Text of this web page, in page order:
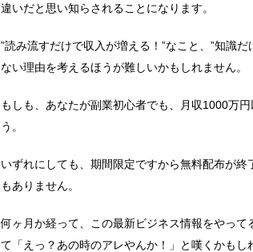
違いだと思い知らされることになります。
”読み流すだけで収入が増える！”なこと、”知識
ない理由を考えるほうが難しいかもしれません。
もしも、あなたが副業初心者でも、月収1000万
う。
いずれにしても、期間限定ですから無料配布が
もありません。
何ヶ月か経って、この最新ビジネス情報をやっ
て「えっ？あの時のアレやんか！」と嘆くかもし